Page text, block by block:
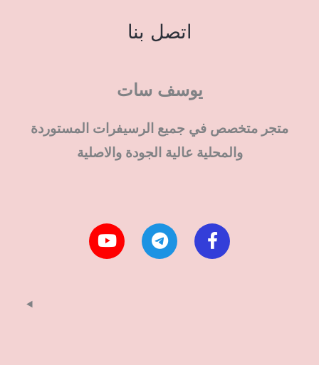
اتصل بنا
يوسف سات
متجر متخصص في جميع الرسيفرات المستوردة
والمحلية عالية الجودة والاصلية